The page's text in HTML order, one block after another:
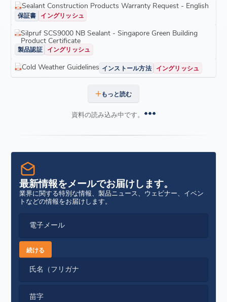
Sealant Construction Products Warranty Request - English
保証書 イングリッシュ
Silpruf SCS9000 NB Sealant - Singapore Green Building
Product Certificate
製品認証 イングリッシュ
Cold Weather Guidelines インストール方法 イングリッシュ
もっと読む
資料の読み込み中です。
最新情報をメールでお届けします。
業界に関する特別な情報、製品ニュース、ウェビナー、イベン
トなどの情報をお届けします。
電子メール
続ける
氏名（フリガナ
苗字